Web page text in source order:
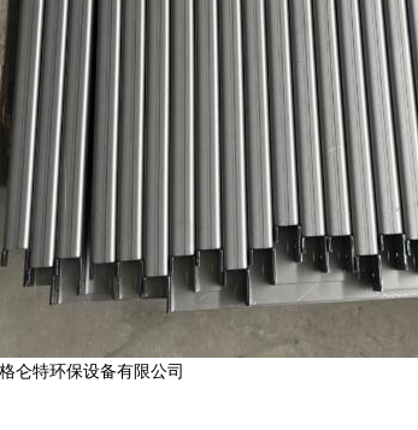
仑特环保设备有限公司